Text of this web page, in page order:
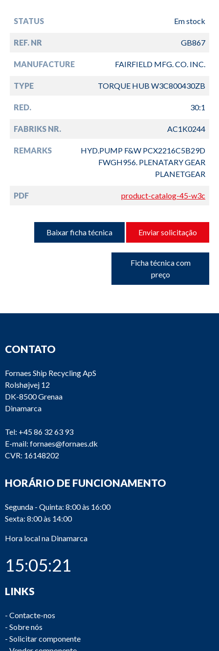
STATUS Em stock
REF. NR GB867
MANUFACTURE FAIRFIELD MFG. CO. INC.
TYPE TORQUE HUB W3C800430ZB
RED. 30:1
FABRIKS NR. AC1K0244
REMARKS
HYD.PUMP F&W PCX2216C5B29D
FWGH956. PLENATARY GEAR
PLANETGEAR
PDF product-catalog-45-w3c
Baixar ficha técnica Enviar solicitação
Ficha técnica com
preço
CONTATO
Fornaes Ship Recycling ApS
Rolshøjvej 12
DK-8500 Grenaa
Dinamarca
Tel: +45 86 32 63 93
E-mail: fornaes@fornaes.dk
CVR: 16148202
HORÁRIO DE FUNCIONAMENTO
Segunda - Quinta: 8:00 às 16:00
Sexta: 8:00 às 14:00
Hora local na Dinamarca
15:05:21
LINKS
- Contacte-nos
- Sobre nós
- Solicitar componente